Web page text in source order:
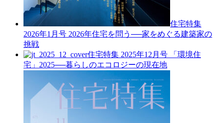
住宅特集
2026年1月号 2026年住宅を問う──家をめぐる建築家の
挑戦
住宅特集 2025年12月号
「環境住
宅」2025──暮らしのエコロジーの現在地